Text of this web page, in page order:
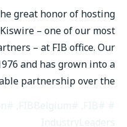
great honor of hosting
– one of our most
– at FIB office. Our
and has grown into a
partnership over the…